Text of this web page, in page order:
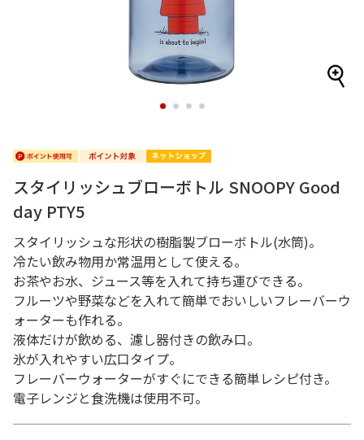
1 2 3 4
スタイリッシュブローボトル SNOOPY Good
day PTY5
スタイリッシュな形状の樹脂製ブローボトル(水筒)。
冷たい飲み物用か常温用として使える。
お茶やお水、ジュース等を入れて持ち運びできる。
フルーツや野菜などを入れて簡単でおいしいフレーバーウ
ォーターも作れる。
液体だけが飲める、濾し器付きの飲み口。
氷が入れやすい広口タイプ。
フレーバーウォーターがすぐにできる簡単レシピ付き。
電子レンジと食洗機は使用不可。